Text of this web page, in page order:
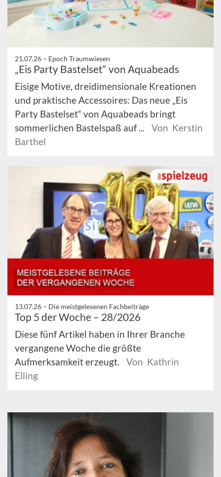
21.07.26 – Epoch Traumwiesen
„Eis Party Bastelset“ von Aquabeads
Eisige Motive, dreidimensionale Kreationen
und praktische Accessoires: Das neue „Eis
Party Bastelset“ von Aquabeads bringt
sommerlichen Bastelspaß auf ...
Von Kerstin
Barthel
13.07.26 – Die meistgelesenen Fachbeiträge
Top 5 der Woche – 28/2026
Diese fünf Artikel haben in Ihrer Branche
vergangene Woche die größte
Aufmerksamkeit erzeugt.
Von Kathrin
Elling